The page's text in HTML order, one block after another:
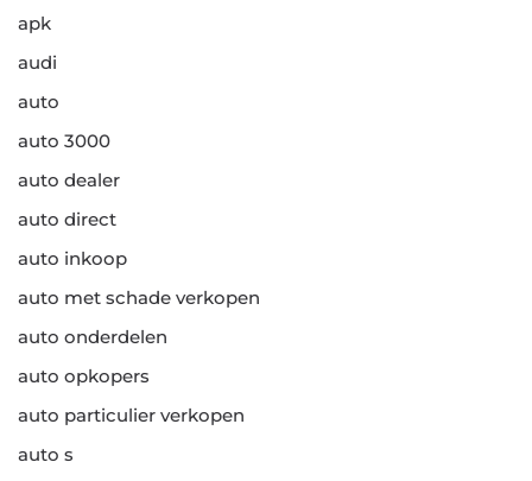
apk
audi
auto
auto 3000
auto dealer
auto direct
auto inkoop
auto met schade verkopen
auto onderdelen
auto opkopers
auto particulier verkopen
auto s